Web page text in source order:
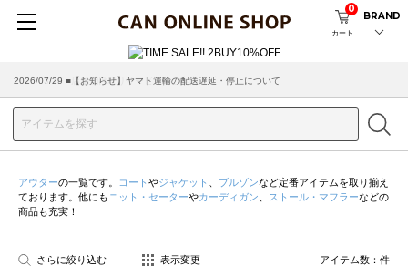
カート
0
BRAND
2026/07/29 ■【お知らせ】ヤマト運輸の配送遅延・停止について
2026/03/18 ■店舗受け取りサービスのご案内
アウターの一覧です。 コート やジャケット ブルゾンなど定番アイテムを取り揃え
ております。他にも ニット・セーターやカーディガン ストール・マフラーなどの
商品も充実！
さらに絞り込む 表示変更 アイテム数： 件